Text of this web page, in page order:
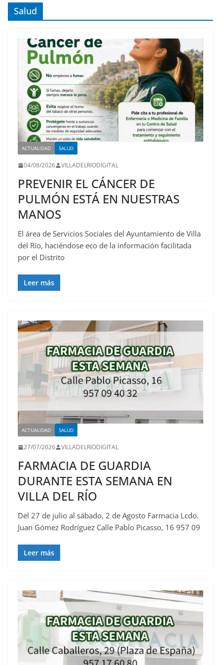
Salud
ACTUALIDAD SALUD
04/08/2026 VILLADELRIODIGITAL
PREVENIR EL CÁNCER DE
PULMÓN ESTÁ EN NUESTRAS
MANOS
El área de Servicios Sociales del Ayuntamiento de Villa
del Río, haciéndose eco de la información facilitada
por el Distrito
Leer más
ACTUALIDAD SALUD
27/07/2026 VILLADELRIODIGITAL
FARMACIA DE GUARDIA
DURANTE ESTA SEMANA EN
VILLA DEL RÍO
Del 27 de julio al sábado, 2 de Agosto Farmacia Lcdo.
Juan Gómez Rodríguez Calle Pablo Picasso, 16 957 09
Leer más